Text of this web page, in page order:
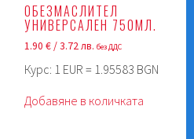
ОБЕЗМАСЛИТЕЛ
УНИВЕРСАЛЕН 750МЛ.
1.90 €/ 3.72 лв. без ДДС
Курс: 1 EUR = 1.95583 BGN
Добавяне в количката